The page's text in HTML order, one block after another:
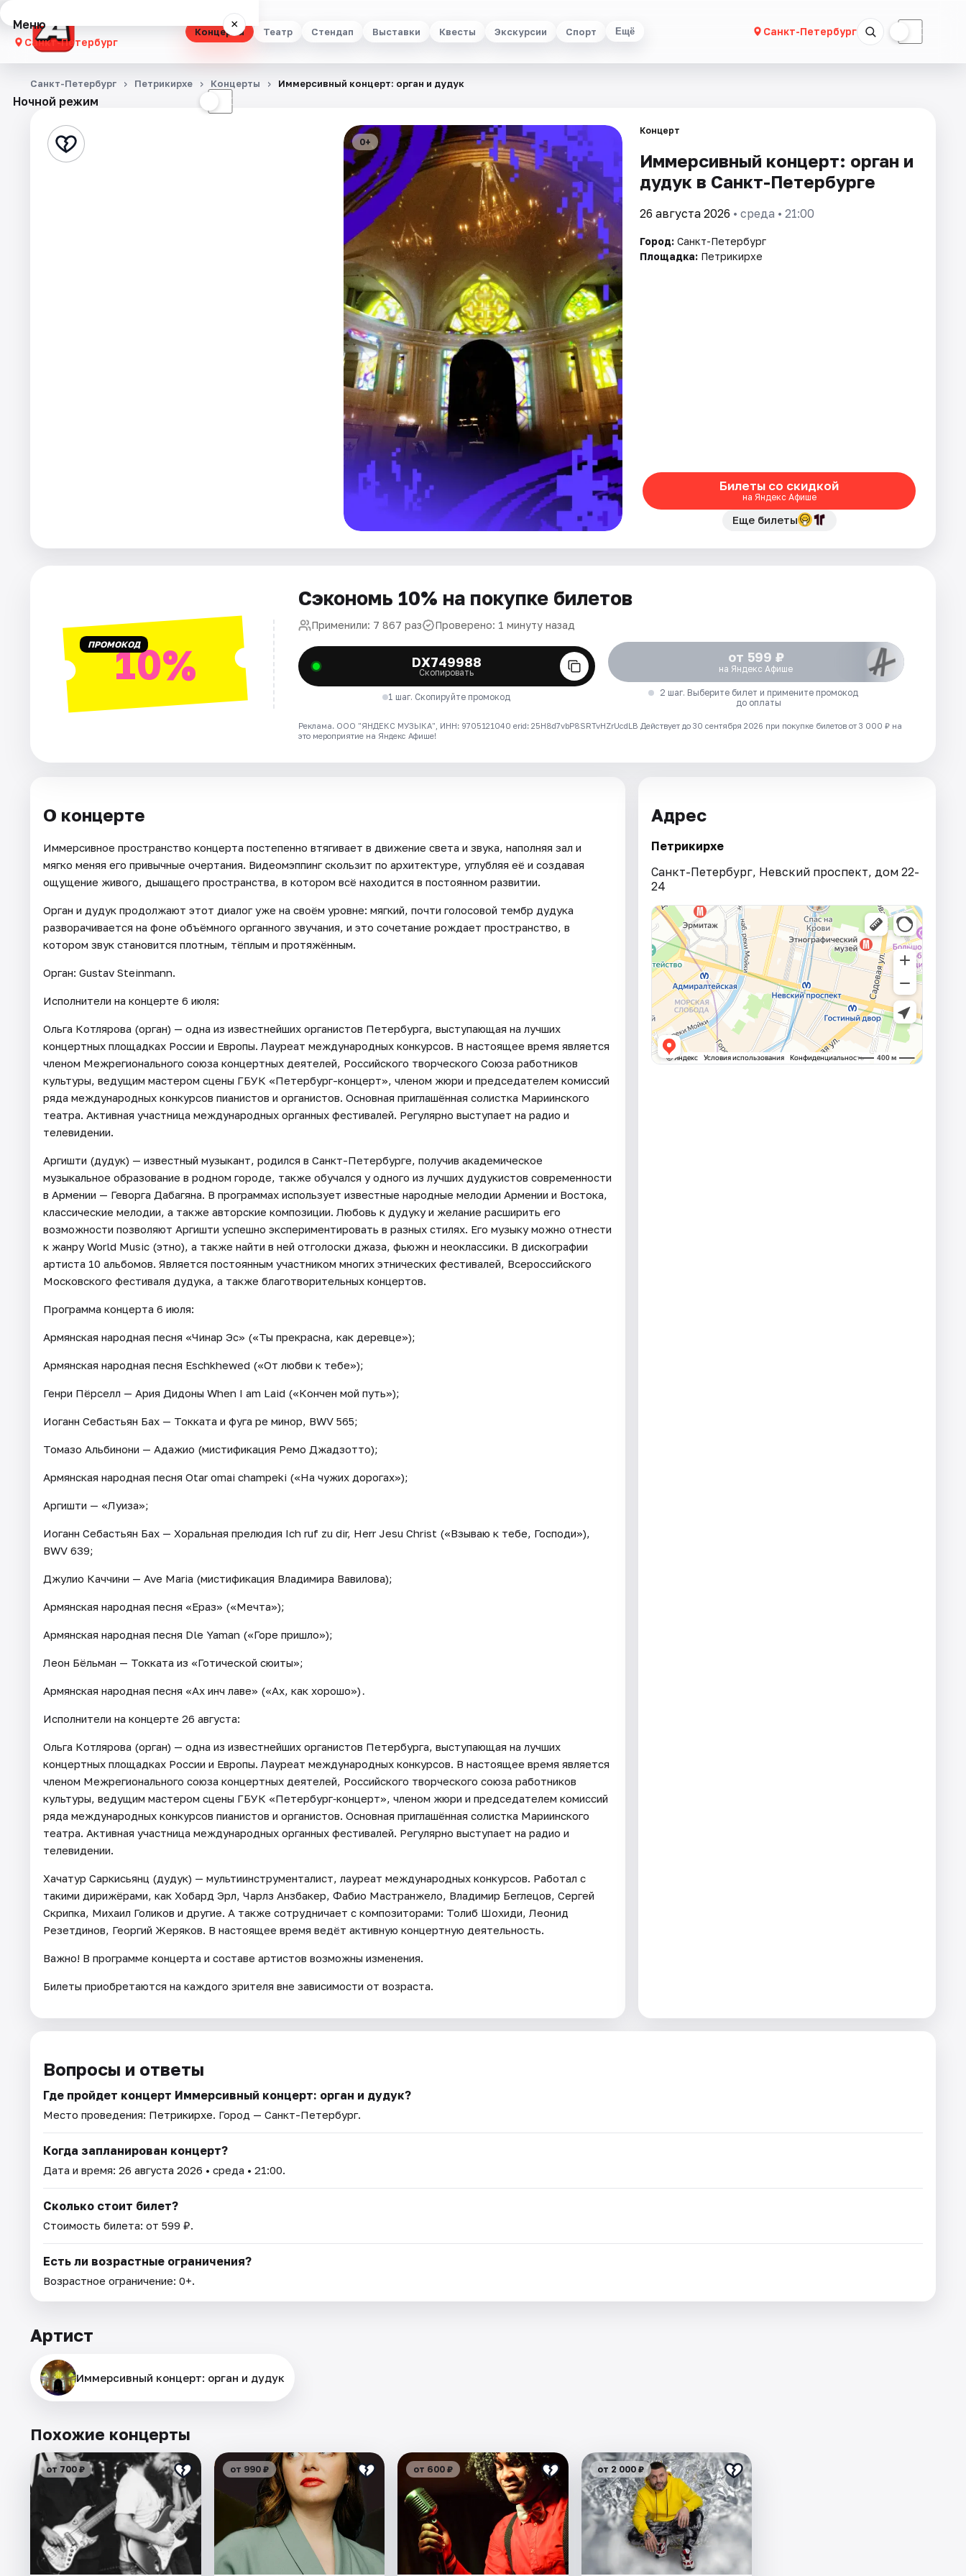
Концерты Театр Стендап Выставки Квесты Экскурсии Спорт Ещё Санкт-Петербург ☾
Меню ×
Санкт-Петербург
Концерты
Стендап
Ночной режим ☾
Санкт-Петербург Петрикирхе Концерты Иммерсивный концерт: орган и дудук
0+
Концерт
Иммерсивный концерт: орган и
дудук в Санкт-Петербурге
26 августа 2026 • среда • 21:00
Город: Санкт-Петербург
Площадка: Петрикирхе
Билеты со скидкой
на Яндекс Афише
Еще билеты
ПРОМОКОД10%
Сэкономь 10% на покупке билетов
Применили: 7 867 раз Проверено: 1 минуту назад
DX749988
Скопировать
1 шаг. Скопируйте промокод
от 599 ₽
на Яндекс Афише
2 шаг. Выберите билет и примените промокод
до оплаты
Реклама. ООО "ЯНДЕКС МУЗЫКА", ИНН: 9705121040 erid: 25H8d7vbP8SRTvHZrUcdLB Действует до 30 сентября 2026 при покупке билетов от 3 000 ₽ на
это мероприятие на Яндекс Афише!
О концерте
Иммерсивное пространство концерта постепенно втягивает в движение света и звука, наполняя зал и
мягко меняя его привычные очертания. Видеомэппинг скользит по архитектуре, углубляя её и создавая
ощущение живого, дышащего пространства, в котором всё находится в постоянном развитии.
Орган и дудук продолжают этот диалог уже на своём уровне: мягкий, почти голосовой тембр дудука
разворачивается на фоне объёмного органного звучания, и это сочетание рождает пространство, в
котором звук становится плотным, тёплым и протяжённым.
Орган: Gustav Steinmann.
Исполнители на концерте 6 июля:
Ольга Котлярова (орган) — одна из известнейших органистов Петербурга, выступающая на лучших
концертных площадках России и Европы. Лауреат международных конкурсов. В настоящее время является
членом Межрегионального союза концертных деятелей, Российского творческого Союза работников
культуры, ведущим мастером сцены ГБУК «Петербург-концерт», членом жюри и председателем комиссий
ряда международных конкурсов пианистов и органистов. Основная приглашённая солистка Мариинского
театра. Активная участница международных органных фестивалей. Регулярно выступает на радио и
телевидении.
Аргишти (дудук) — известный музыкант, родился в Санкт-Петербурге, получив академическое
музыкальное образование в родном городе, также обучался у одного из лучших дудукистов современности
в Армении — Геворга Дабагяна. В программах использует известные народные мелодии Армении и Востока,
классические мелодии, а также авторские композиции. Любовь к дудуку и желание расширить его
возможности позволяют Аргишти успешно экспериментировать в разных стилях. Его музыку можно отнести
к жанру World Music (этно), а также найти в ней отголоски джаза, фьюжн и неоклассики. В дискографии
артиста 10 альбомов. Является постоянным участником многих этнических фестивалей, Всероссийского
Московского фестиваля дудука, а также благотворительных концертов.
Программа концерта 6 июля:
Армянская народная песня «Чинар Эс» («Ты прекрасна, как деревце»);
Армянская народная песня Eschkhewed («От любви к тебе»);
Генри Пёрселл — Ария Дидоны When I am Laid («Кончен мой путь»);
Иоганн Себастьян Бах — Токката и фуга ре минор, BWV 565;
Томазо Альбинони — Адажио (мистификация Ремо Джадзотто);
Армянская народная песня Otar omai champeki («На чужих дорогах»);
Аргишти — «Луиза»;
Иоганн Себастьян Бах — Хоральная прелюдия Ich ruf zu dir, Herr Jesu Christ («Взываю к тебе, Господи»),
BWV 639;
Джулио Каччини — Ave Maria (мистификация Владимира Вавилова);
Армянская народная песня «Ераз» («Мечта»);
Армянская народная песня Dle Yaman («Горе пришло»);
Леон Бёльман — Токката из «Готической сюиты»;
Армянская народная песня «Ах инч лаве» («Ах, как хорошо»)․
Исполнители на концерте 26 августа:
Ольга Котлярова (орган) — одна из известнейших органистов Петербурга, выступающая на лучших
концертных площадках России и Европы. Лауреат международных конкурсов. В настоящее время является
членом Межрегионального союза концертных деятелей, Российского творческого союза работников
культуры, ведущим мастером сцены ГБУК «Петербург‑концерт», членом жюри и председателем комиссий
ряда международных конкурсов пианистов и органистов. Основная приглашённая солистка Мариинского
театра. Активная участница международных органных фестивалей. Регулярно выступает на радио и
телевидении.
Хачатур Саркисьянц (дудук) — мультиинструменталист, лауреат международных конкурсов. Работал с
такими дирижёрами, как Хобард Эрл, Чарлз Анзбакер, Фабио Мастранжело, Владимир Беглецов, Сергей
Скрипка, Михаил Голиков и другие. А также сотрудничает с композиторами: Толиб Шохиди, Леонид
Резетдинов, Георгий Жеряков. В настоящее время ведёт активную концертную деятельность.
Важно! В программе концерта и составе артистов возможны изменения.
Билеты приобретаются на каждого зрителя вне зависимости от возраста.
Адрес
Петрикирхе
Санкт-Петербург, Невский проспект, дом 22-
24
Вопросы и ответы
Где пройдет концерт Иммерсивный концерт: орган и дудук?
Место проведения: Петрикирхе. Город — Санкт-Петербург.
Когда запланирован концерт?
Дата и время: 26 августа 2026 • среда • 21:00.
Сколько стоит билет?
Стоимость билета: от 599 ₽.
Есть ли возрастные ограничения?
Возрастное ограничение: 0+.
Артист
Иммерсивный концерт: орган и дудук
Похожие концерты
от 700 ₽ от 990 ₽ от 600 ₽ от 2 000 ₽